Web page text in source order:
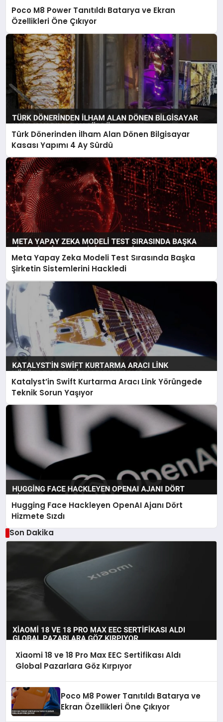
Poco M8 Power Tanıtıldı Batarya ve Ekran
Özellikleri Öne Çıkıyor
Türk Dönerinden İlham Alan Dönen Bilgisayar
Kasası Yapımı 4 Ay Sürdü
Meta Yapay Zeka Modeli Test Sırasında Başka
Şirketin Sistemlerini Hackledi
Katalyst’in Swift Kurtarma Aracı Link Yörüngede
Teknik Sorun Yaşıyor
Hugging Face Hackleyen OpenAI Ajanı Dört
Hizmete Sızdı
Son Dakika
Xiaomi 18 ve 18 Pro Max EEC Sertifikası Aldı
Global Pazarlara Göz Kırpıyor
Poco M8 Power Tanıtıldı Batarya ve
Ekran Özellikleri Öne Çıkıyor